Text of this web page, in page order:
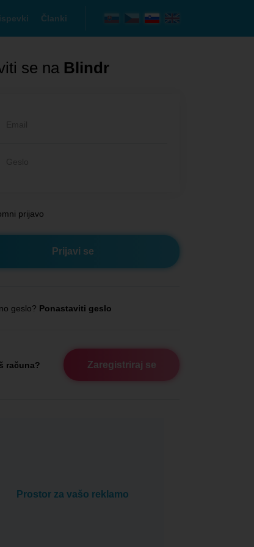
Članki
se na Blindr
prijavo
geslo? Ponastaviti geslo
računa? Zaregistriraj se
Prostor za vašo reklamo